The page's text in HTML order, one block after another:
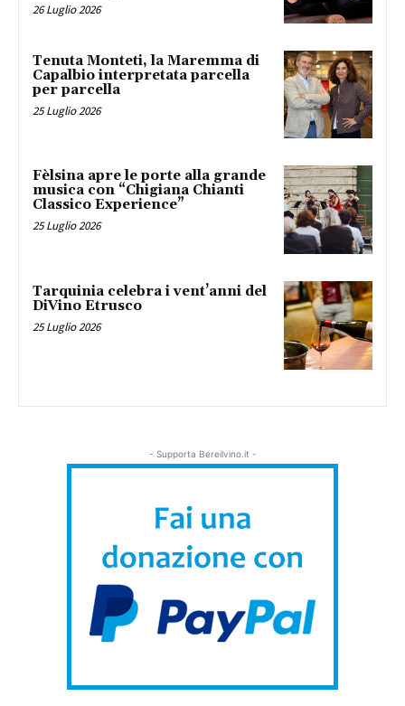
26 Luglio 2026
Tenuta Monteti, la Maremma di
Capalbio interpretata parcella
per parcella
25 Luglio 2026
Fèlsina apre le porte alla grande
musica con “Chigiana Chianti
Classico Experience”
25 Luglio 2026
Tarquinia celebra i vent’anni del
DiVino Etrusco
25 Luglio 2026
- Supporta Bereilvino.it -